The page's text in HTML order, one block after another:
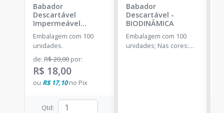
Babador
Descartável
Impermeável
Branco
SSPLUS
Embalagem com 100
unidades.
de:R$ 20,00por:
R$ 18,00
ou R$ 17,10no Pix
Qtd:
Babador
Descartável -
BIODINÂMICA
Embalagem com 100
unidades; Nas cores: